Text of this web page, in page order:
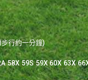
行約一分鐘)
58X 59S 59X 60X 63X